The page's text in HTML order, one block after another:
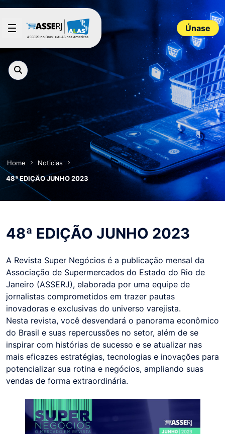
Saltar al contenido principal
Únase
Home
Noticias
48ª EDIÇÃO JUNHO 2023
48ª EDIÇÃO JUNHO 2023
A Revista Super Negócios é a publicação mensal da
Associação de Supermercados do Estado do Rio de
Janeiro (ASSERJ), elaborada por uma equipe de
jornalistas comprometidos em trazer pautas
inovadoras e exclusivas do universo varejista.
Nesta revista, você desvendará o panorama econômico
do Brasil e suas repercussões no setor, além de se
inspirar com histórias de sucesso e se atualizar nas
mais eficazes estratégias, tecnologias e inovações para
potencializar sua rotina e negócios, ampliando suas
vendas de forma extraordinária.